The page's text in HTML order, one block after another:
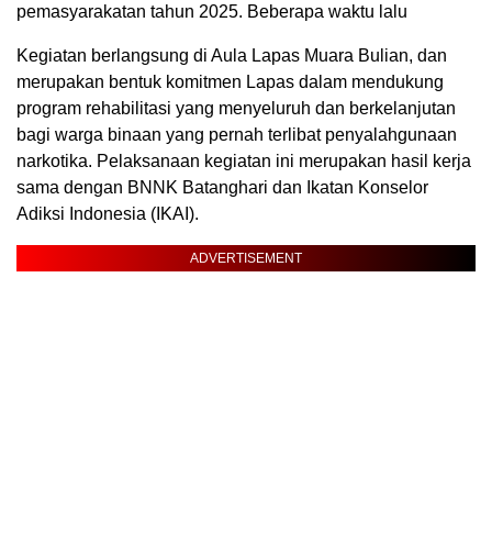
pemasyarakatan tahun 2025. Beberapa waktu lalu
Kegiatan berlangsung di Aula Lapas Muara Bulian, dan
merupakan bentuk komitmen Lapas dalam mendukung
program rehabilitasi yang menyeluruh dan berkelanjutan
bagi warga binaan yang pernah terlibat penyalahgunaan
narkotika. Pelaksanaan kegiatan ini merupakan hasil kerja
sama dengan BNNK Batanghari dan Ikatan Konselor
Adiksi Indonesia (IKAI).
ADVERTISEMENT